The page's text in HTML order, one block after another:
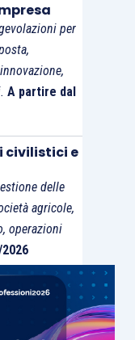
propri debiti. Si
sui propri
il tema
riconosca ai
della
per
A partire dal
civilistici e
delle
agricole,
operazioni